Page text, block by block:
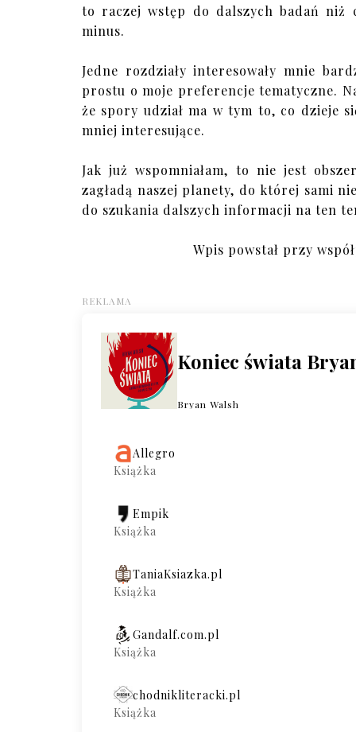
to raczej wstęp do dalszych badań niż
minus.
Jedne rozdziały interesowały mnie
prostu o moje preferencje tematyczne.
że spory udział ma w tym to, co dzieje
mniej interesujące.
Jak już wspomniałam, to nie jest
zagładą naszej planety, do której sami
do szukania dalszych informacji na ten
Wpis powstał przy